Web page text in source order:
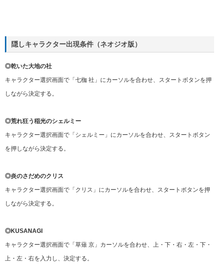
隠しキャラクター出現条件（ネオジオ版）
◎乾いた大地の社
キャラクター選択画面で「七枷 社」にカーソルを合わせ、スタートボタンを押
しながら決定する。
◎荒れ狂う稲光のシェルミー
キャラクター選択画面で「シェルミー」にカーソルを合わせ、スタートボタン
を押しながら決定する。
◎炎のさだめのクリス
キャラクター選択画面で「クリス」にカーソルを合わせ、スタートボタンを押
しながら決定する。
◎KUSANAGI
キャラクター選択画面で「草薙 京」カーソルを合わせ、上・下・右・左・下・
上・左・右を入力し、決定する。